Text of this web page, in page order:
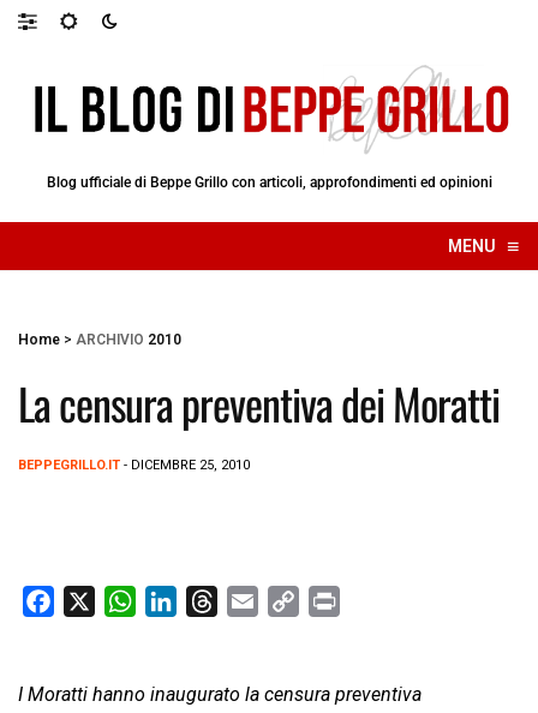
Blog ufficiale di Beppe Grillo con articoli, approfondimenti ed opinioni
MENU ≡
☰
Home > ARCHIVIO 2010
La censura preventiva dei Moratti
BEPPEGRILLO.IT - DICEMBRE 25, 2010
e
W
t
k
e
i
y
n
I Moratti hanno inaugurato la censura preventiva